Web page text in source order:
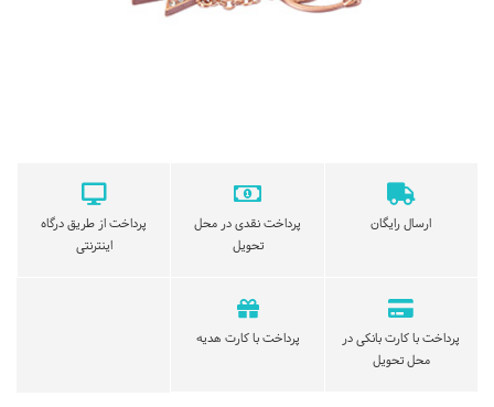
ارسال رایگان
پرداخت نقدی در محل
تحویل
پرداخت از طریق درگاه
اینترنتی
پرداخت با کارت بانکی در
محل تحویل
پرداخت با کارت هدیه